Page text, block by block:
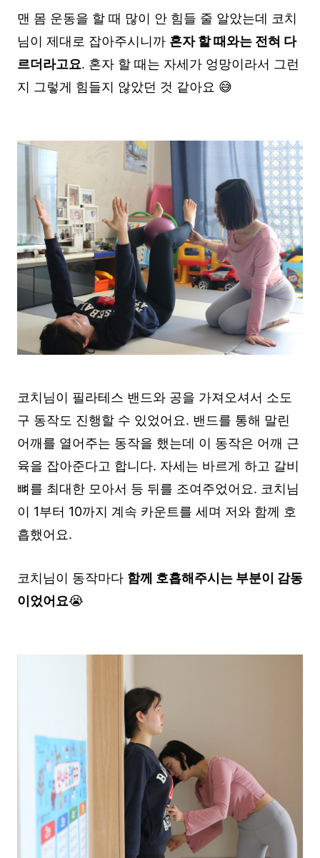
맨 몸 운동을 할 때 많이 안 힘들 줄 알았는데 코치
님이 제대로 잡아주시니까 혼자 할 때와는 전혀 다
르더라고요. 혼자 할 때는 자세가 엉망이라서 그런
지 그렇게 힘들지 않았던 것 같아요 😅
코치님이 필라테스 밴드와 공을 가져오셔서 소도
구 동작도 진행할 수 있었어요. 밴드를 통해 말린
어깨를 열어주는 동작을 했는데 이 동작은 어깨 근
육을 잡아준다고 합니다. 자세는 바르게 하고 갈비
뼈를 최대한 모아서 등 뒤를 조여주었어요. 코치님
이 1부터 10까지 계속 카운트를 세며 저와 함께 호
흡했어요.
코치님이 동작마다 함께 호흡해주시는 부분이 감동
이었어요😭